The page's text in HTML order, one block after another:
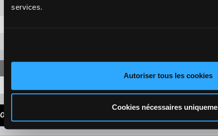
services.
Autoriser tous les cookies
Cookies nécessaires
12-11
OUR TIPS